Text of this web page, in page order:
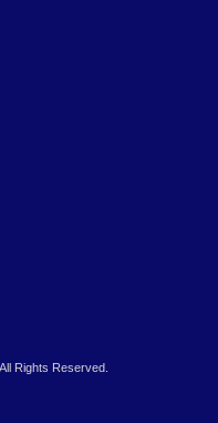
Rights Reserved.